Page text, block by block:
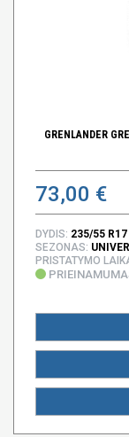
GRENLANDER
73,00 €
DYDIS: 235/55
SEZONAS:
PRISTATYMO